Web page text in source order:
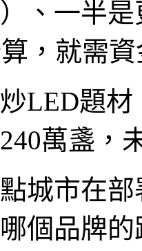
、一半
，就需
LED題
萬盞，
城市在
個品牌